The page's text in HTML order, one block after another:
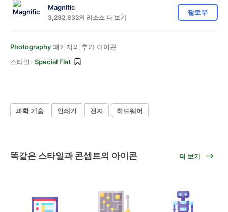
Magnific
3,282,832의 리소스 다 보기
팔로우
Photography 패키지의 추가 아이콘
스타일: Special Flat
과학 기술 인쇄기 전자 하드웨어
똑같은 스타일과 콘셉트의 아이콘 더 보기